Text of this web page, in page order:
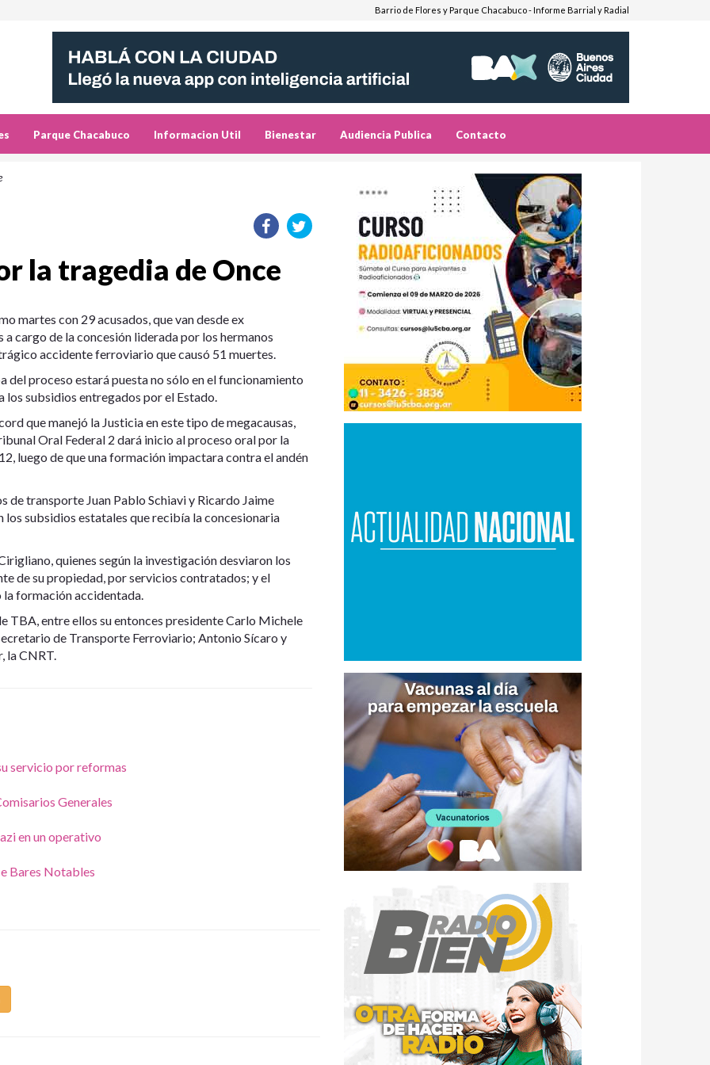
Barrio de Flores y Parque Chacabuco - Informe Barrial y Radial
Parque Chacabuco Informacion Util Bienestar Audiencia Publica Contacto
la tragedia de Once
martes con 29 acusados, que van desde ex
cargo de la concesión liderada por los hermanos
accidente ferroviario que causó 51 muertes.
del proceso estará puesta no sólo en el funcionamiento
los subsidios entregados por el Estado.
que manejó la Justicia en este tipo de megacausas,
Oral Federal 2 dará inicio al proceso oral por la
luego de que una formación impactara contra el andén
de transporte Juan Pablo Schiavi y Ricardo Jaime
subsidios estatales que recibía la concesionaria
quienes según la investigación desviaron los
de su propiedad, por servicios contratados; y el
formación accidentada.
TBA, entre ellos su entonces presidente Carlo Michele
de Transporte Ferroviario; Antonio Sícaro y
la CNRT.
servicio por reformas
Generales
en un operativo
Bares Notables